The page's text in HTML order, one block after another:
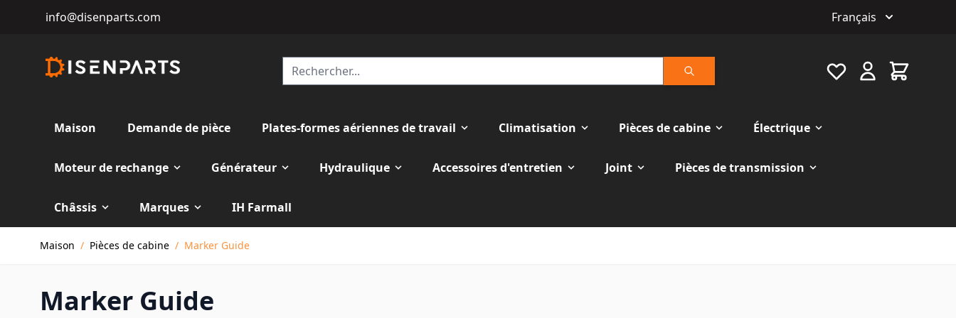
info@disenparts.com Français
Rechercher
Favourite Cart
Maison Demande de pièce Plates-formes aériennes de travail Climatisation Pièces de cabine Électrique
Moteur de rechange Générateur Hydraulique Accessoires d'entretien Joint Pièces de transmission
Châssis Marques
IH Farmall
Maison / Pièces de cabine / Marker Guide
Marker Guide